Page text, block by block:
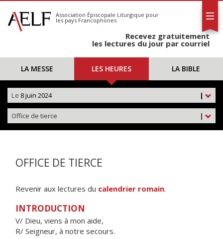
S'abonner
Calendrier
Association Épiscopale Liturgique pour
les pays Francophones
Recevez gratuitement
les lectures du jour par courriel
LA MESSE LES HEURES LA BIBLE
|
Le 8 juin 2024
|
Office de tierce
OFFICE DE TIERCE
Revenir aux lectures du calendrier romain.
INTRODUCTION
V/ Dieu, viens à mon aide,
R/ Seigneur, à notre secours.